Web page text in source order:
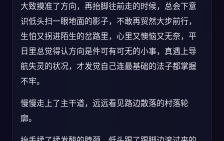
大致摸准了方向，再抬脚往前走的时候，总会下意
识低头扫一眼地面的影子，不敢再贸然大步前行，
生怕又拐进陌生的岔路里，心里又懊恼又无奈，平
日里总觉得认方向是件可有可无的小事，真遇上导
航失灵的状况，才发觉自己连最基础的法子都掌握
不牢。
慢慢走上了主干道，远远看见路边散落的村落轮
廓。